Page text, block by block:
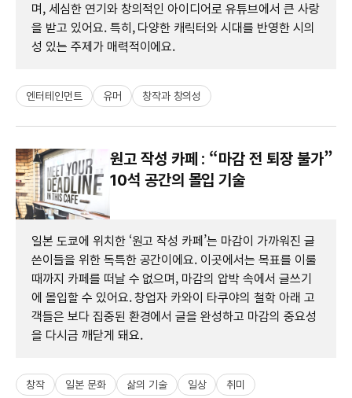
며, 세심한 연기와 창의적인 아이디어로 유튜브에서 큰 사랑
을 받고 있어요. 특히, 다양한 캐릭터와 시대를 반영한 시의
성 있는 주제가 매력적이에요.
엔터테인먼트 유머 창작과 창의성
원고 작성 카페 : “마감 전 퇴장 불가”
10석 공간의 몰입 기술
일본 도쿄에 위치한 ‘원고 작성 카페’는 마감이 가까워진 글
쓴이들을 위한 독특한 공간이에요. 이곳에서는 목표를 이룰
때까지 카페를 떠날 수 없으며, 마감의 압박 속에서 글쓰기
에 몰입할 수 있어요. 창업자 카와이 타쿠야의 철학 아래 고
객들은 보다 집중된 환경에서 글을 완성하고 마감의 중요성
을 다시금 깨닫게 돼요.
창작 일본 문화 삶의 기술 일상 취미